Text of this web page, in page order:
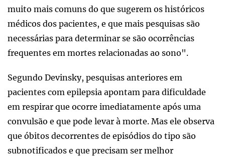
muito mais comuns do que sugerem os históricos
médicos dos pacientes, e que mais pesquisas são
necessárias para determinar se são ocorrências
frequentes em mortes relacionadas ao sono".
Segundo Devinsky, pesquisas anteriores em
pacientes com epilepsia apontam para dificuldade
em respirar que ocorre imediatamente após uma
convulsão e que pode levar à morte. Mas ele observa
que óbitos decorrentes de episódios do tipo são
subnotificados e que precisam ser melhor